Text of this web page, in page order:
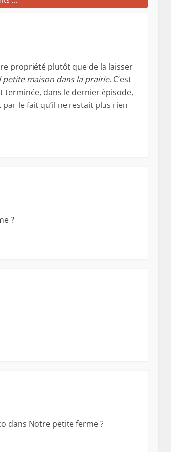
propriété plutôt que de la laisser
petite maison dans la prairie. C’est
terminée, dans le dernier épisode,
par le fait qu’il ne restait plus rien
?
dans Notre petite ferme ?